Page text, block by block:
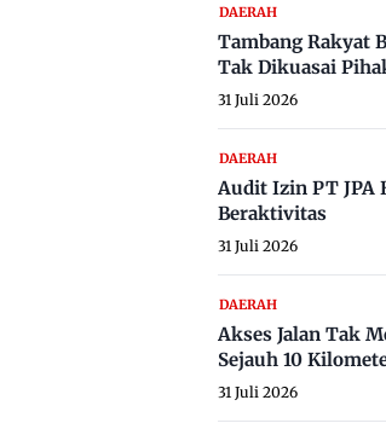
DAERAH
Tambang Rakyat
Tak Dikuasai
31 Juli 2026
DAERAH
Audit Izin PT JPA
Beraktivitas
31 Juli 2026
DAERAH
Akses Jalan Tak
Sejauh 10
31 Juli 2026